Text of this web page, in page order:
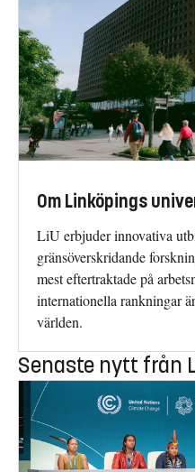
Om Linköpings
LiU erbjuder innovativa
gränsöverskridande
mest eftertraktade på
internationella rankningar
världen.
Senaste nytt från